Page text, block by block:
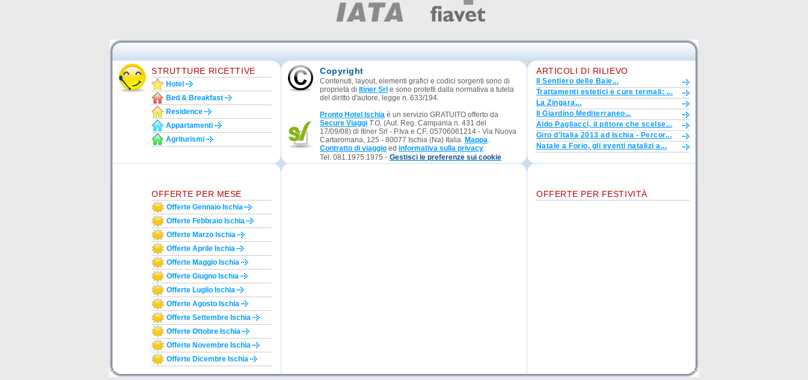
STRUTTURE RICETTIVE
Hotel
Bed & Breakfast
Residence
Appartamenti
Agriturismi
Copyright
Contenuti, layout, elementi grafici e codici sorgenti sono di
proprietà di Itiner Srl e sono protetti dalla normativa a tutela
del diritto d'autore, legge n. 633/194.
Pronto Hotel Ischia è un servizio GRATUITO offerto da
Secure Viaggi T.O. (Aut. Reg. Campania n. 431 del
17/09/08) di Itiner Srl - P.Iva e CF: 05706061214 - Via Nuova
Cartaromana, 125 - 80077 Ischia (Na) Italia. Mappa.
Contratto di viaggio ed informativa sulla privacy.
Tel. 081.1975.1975 - Gestisci le preferenze sui cookie
ARTICOLI DI RILIEVO
Il Sentiero delle Baie...
Trattamenti estetici e cure termali: ...
La Zingara...
Il Giardino Mediterraneo...
Aldo Pagliacci, il pittore che scelse...
Giro d'Italia 2013 ad Ischia - Percor...
Natale a Forio, gli eventi natalizi a...
OFFERTE PER MESE
Offerte Gennaio Ischia
Offerte Febbraio Ischia
Offerte Marzo Ischia
Offerte Aprile Ischia
Offerte Maggio Ischia
Offerte Giugno Ischia
Offerte Luglio Ischia
Offerte Agosto Ischia
Offerte Settembre Ischia
Offerte Ottobre Ischia
Offerte Novembre Ischia
Offerte Dicembre Ischia
OFFERTE PER FESTIVITÀ